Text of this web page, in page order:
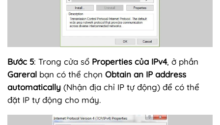
Bước 5: Trong cửa sổ Properties của IPv4, ở phần
Gareral bạn có thể chọn Obtain an IP address
automatically (Nhận địa chỉ IP tự động) để có thể
đặt IP tự động cho máy.